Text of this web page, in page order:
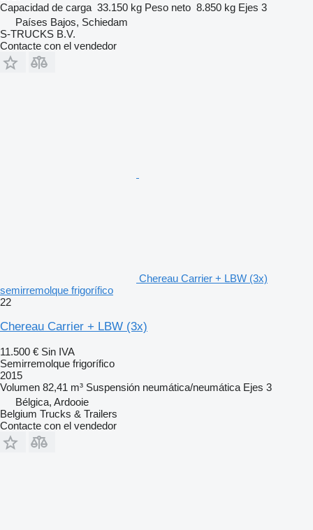
Capacidad de carga 33.150 kg Peso neto 8.850 kg Ejes 3
Países Bajos, Schiedam
S-TRUCKS B.V.
Contacte con el vendedor
Chereau Carrier + LBW (3x)
semirremolque frigorífico
22
Chereau Carrier + LBW (3x)
11.500 € Sin IVA
Semirremolque frigorífico
2015
Volumen 82,41 m³ Suspensión neumática/neumática Ejes 3
Bélgica, Ardooie
Belgium Trucks & Trailers
Contacte con el vendedor